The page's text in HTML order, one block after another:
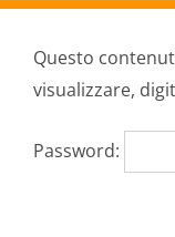
Questo
visualizzare,
Password: